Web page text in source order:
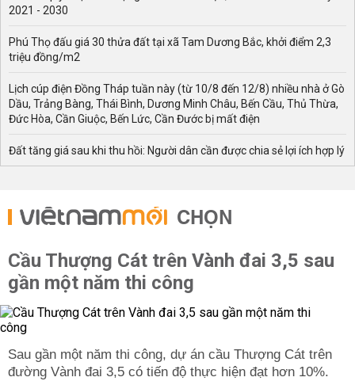
2021 - 2030
Phú Thọ đấu giá 30 thửa đất tại xã Tam Dương Bắc, khởi điểm 2,3
triệu đồng/m2
Lịch cúp điện Đồng Tháp tuần này (từ 10/8 đến 12/8) nhiều nhà ở Gò
Dầu, Trảng Bàng, Thái Bình, Dương Minh Châu, Bến Cầu, Thủ Thừa,
Đức Hòa, Cần Giuộc, Bến Lức, Cần Đước bị mất điện
Đất tăng giá sau khi thu hồi: Người dân cần được chia sẻ lợi ích hợp lý
CHỌN
Cầu Thượng Cát trên Vành đai 3,5 sau
gần một năm thi công
Sau gần một năm thi công, dự án cầu Thượng Cát trên
đường Vành đai 3,5 có tiến độ thực hiện đạt hơn 10%.